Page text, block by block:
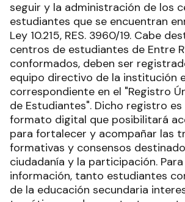
seguir y la administración de los
estudiantes que se encuentran
Ley 10.215, RES. 3960/19. Cabe
centros de estudiantes de Entre
conformados, deben ser
equipo directivo de la institución
correspondiente en el "Registro
de Estudiantes". Dicho registro
formato digital que posibilitará
para fortalecer y acompañar las
formativas y consensos
ciudadanía y la participación.
información, tanto estudiantes
de la educación secundaria